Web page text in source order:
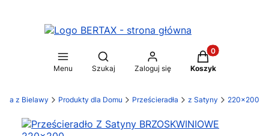
Menu
Otwórz wyszukiwarkę
Szukaj Zaloguj się
Produkty w
Koszyk
z Bielawy Produkty dla Domu Prześcieradła z Satyny 220x200